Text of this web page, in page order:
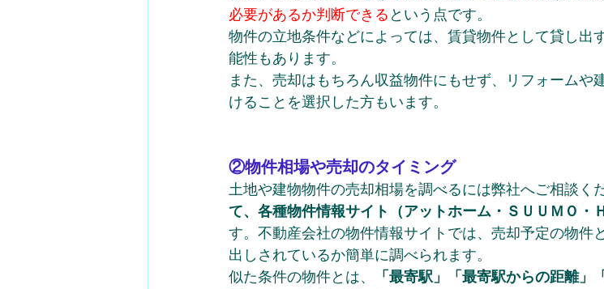
必要があるか判断できる という点です。
物件の立地条件などによっては、賃貸物件として貸し出
能性もあります。
また、売却はもちろん収益物件にもせず、リフォームや
けることを選択した方もいます。
②物件相場や売却のタイミング
土地や建物物件の売却相場を調べるには弊社へご相談く
て、各種物件情報サイト（アットホーム・ＳＵＵＭＯ・
す。不動産会社の物件情報サイトでは、売却予定の物件
出しされているか簡単に調べられます。
似た条件の物件とは、
「最寄駅」「最寄駅からの距離」